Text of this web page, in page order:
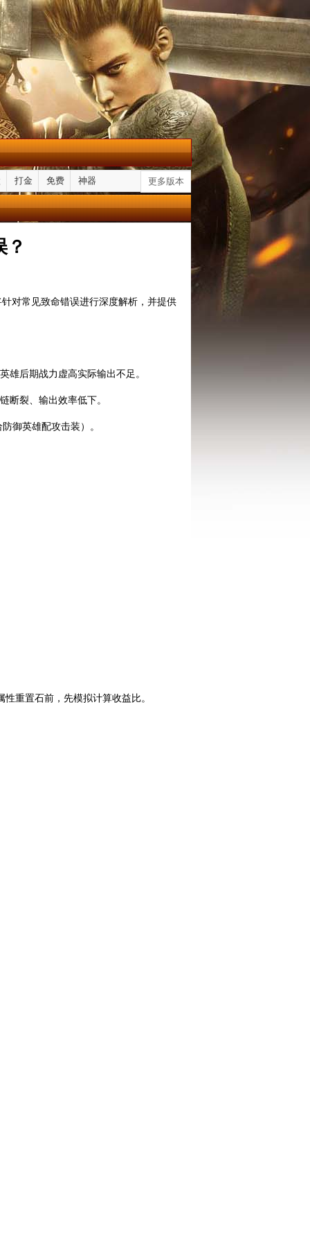
打金 免费 神器 更多版本
对常见致命错误进行深度解析，并提供
雄后期战力虚高实际输出不足。
断裂、输出效率低下。
御英雄配攻击装）。
重置石前，先模拟计算收益比。